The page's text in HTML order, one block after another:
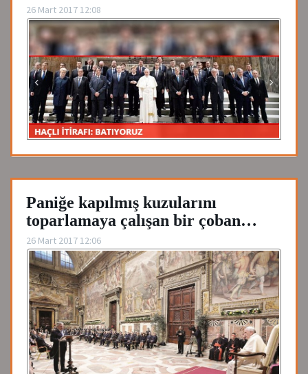
26 Mart 2017 12:08
Paniğe kapılmış kuzularını
toparlamaya çalışan bir çoban…
26 Mart 2017 12:06